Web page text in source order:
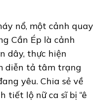
nổ, một cảnh quay
Cần Ép là cảnh
dây, thực hiện
diễn tả tâm trạng
yêu. Chia sẻ về
tiết lộ nữ ca sĩ bị “ê